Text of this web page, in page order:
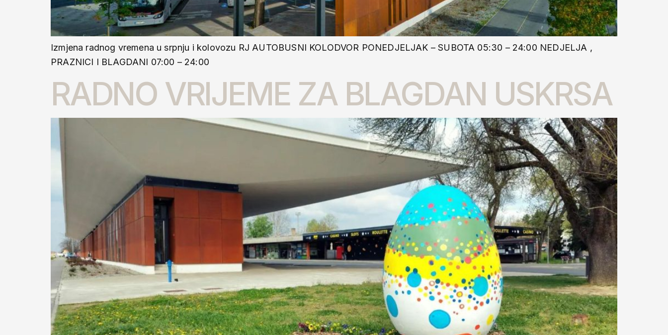
Izmjena radnog vremena u srpnju i kolovozu RJ AUTOBUSNI KOLODVOR PONEDJELJAK – SUBOTA 05:30 – 24:00 NEDJELJA ,
PRAZNICI I BLAGDANI 07:00 – 24:00
RADNO VRIJEME ZA BLAGDAN USKRSA